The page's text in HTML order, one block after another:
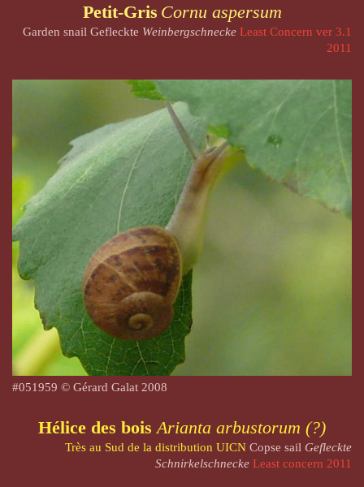
Petit-Gris Cornu aspersum
Garden snail Gefleckte Weinbergschnecke Least Concern ver 3.1
2011
#051959 © Gérard Galat 2008
Hélice des bois Arianta arbustorum (?)
Très au Sud de la distribution UICN Copse sail Gefleckte
Schnirkelschnecke Least concern 2011